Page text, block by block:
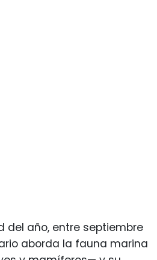
del año, entre septiembre
aborda la fauna marina